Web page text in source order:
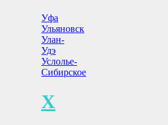
Уфа
Ульяновск
Улан-
Удэ
Услолье-
Сибирское
Х